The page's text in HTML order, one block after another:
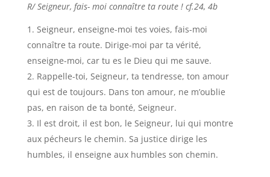
R/ Seigneur, fais- moi connaître ta route ! cf.24, 4b
Seigneur, enseigne-moi tes voies, fais-moi
connaître ta route. Dirige-moi par ta vérité,
enseigne-moi, car tu es le Dieu qui me sauve.
Rappelle-toi, Seigneur, ta tendresse, ton amour
qui est de toujours. Dans ton amour, ne m’oublie
pas, en raison de ta bonté, Seigneur.
Il est droit, il est bon, le Seigneur, lui qui montre
aux pécheurs le chemin. Sa justice dirige les
humbles, il enseigne aux humbles son chemin.